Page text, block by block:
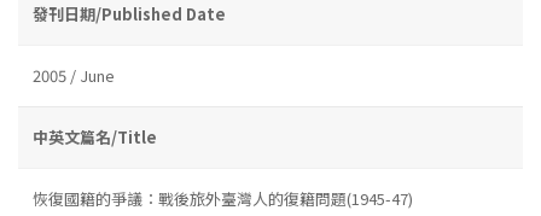
發刊日期/Published Date
2005 / June
中英文篇名/Title
恢復國籍的爭議：戰後旅外臺灣人的復籍問題(1945-47)